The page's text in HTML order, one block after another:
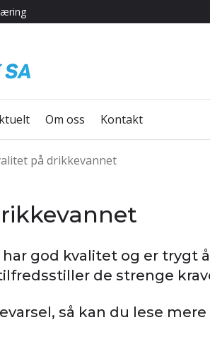
Om oss Kontakt
på drikkevannet
har god kvalitet og er trygt
de strenge
så kan du lese